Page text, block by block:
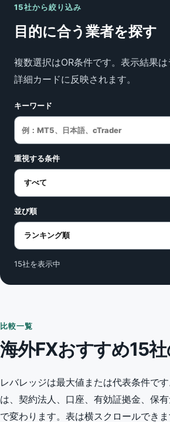
15社から絞り込み
目的に合う業者を探す
複数選択はOR条件です。表示結果
詳細カードに反映されます。
キーワード
重視する条件
並び順
15社を表示中
比較一覧
海外FXおすすめ15
レバレッジは最大値または代表条件で
は、契約法人、口座、有効証拠金、保
で変わります。表は横スクロールできま